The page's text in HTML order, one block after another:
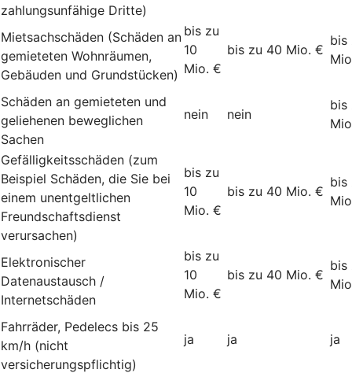
zahlungsunfähige Dritte)
Mietsachschäden (Schäden an
gemieteten Wohnräumen,
Gebäuden und Grundstücken)
bis zu
10
Mio. €
bis zu 40 Mio. €
bis
Schäden an gemieteten und
geliehenen beweglichen
Sachen
nein nein
bis
Gefälligkeitsschäden (zum
Beispiel Schäden, die Sie bei
einem unentgeltlichen
Freundschaftsdienst
verursachen)
bis zu
10
Mio. €
bis zu 40 Mio. €
bis
Elektronischer
Datenaustausch /
Internetschäden
bis zu
10
Mio. €
bis zu 40 Mio. €
bis
Fahrräder, Pedelecs bis 25
km/h (nicht
versicherungspflichtig)
ja ja ja